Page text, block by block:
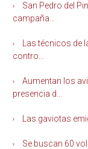
San Pedro del
campaña...
Las técnicos de
contro...
Aumentan los
presencia d...
Las gaviotas
Se buscan 60